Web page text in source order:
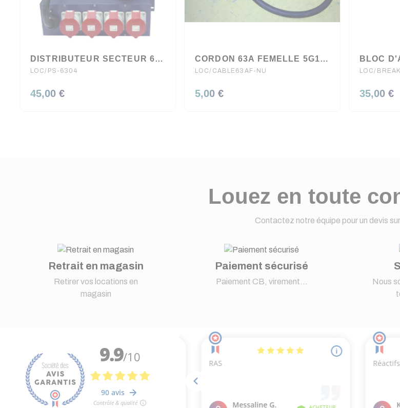
DISTRIBUTEUR SECTEUR 63A 4 X 32A
LOC/PS-6304
45,00 €
CORDON 63A FEMELLE 5G16 / FIL NU EN 2 METRES
LOC/CABLE63AF-NU
5,00 €
LOC/
35,00 €
Louez en toute
Contactez notre équipe pour un devis
Retrait en magasin
Retirer vos locations en
magasin
Paiement sécurisé
Paiement CB, virement...
Nous